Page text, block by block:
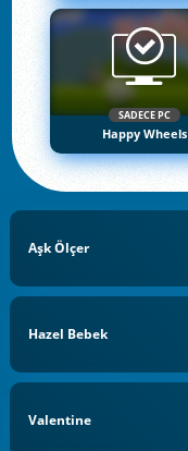
SADECE PC
Happy Wheels
Aşk Ölçer
Hazel Bebek
Valentine